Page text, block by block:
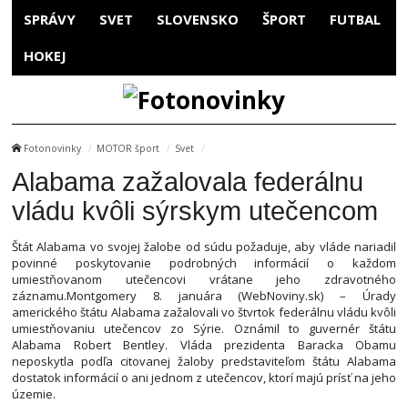
SPRÁVY SVET SLOVENSKO ŠPORT FUTBAL
HOKEJ
Fotonovinky MOTOR šport Svet
Alabama zažalovala federálnu
vládu kvôli sýrskym utečencom
Štát Alabama vo svojej žalobe od súdu požaduje, aby vláde nariadil
povinné poskytovanie podrobných informácií o každom
umiestňovanom utečencovi vrátane jeho zdravotného
záznamu.Montgomery 8. januára (WebNoviny.sk) – Úrady
amerického štátu Alabama zažalovali vo štvrtok federálnu vládu kvôli
umiestňovaniu utečencov zo Sýrie. Oznámil to guvernér štátu
Alabama Robert Bentley. Vláda prezidenta Baracka Obamu
neposkytla podľa citovanej žaloby predstaviteľom štátu Alabama
dostatok informácií o ani jednom z utečencov, ktorí majú prísť na jeho
územie.